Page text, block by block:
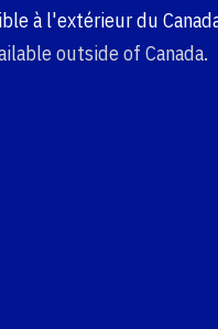
à l'extérieur du
outside of Canada.